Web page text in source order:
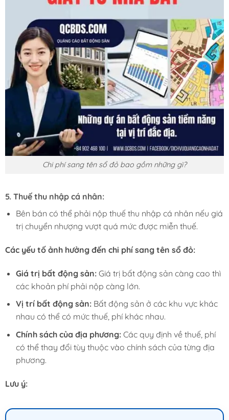
Chi phí sang tên sổ đỏ bao gồm những gì?
5. Thuế thu nhập cá nhân:
Bên bán có thể phải nộp thuế thu nhập cá nhân nếu giá
trị chuyển nhượng vượt quá mức được miễn thuế.
Các yếu tố ảnh hưởng đến chi phí sang tên sổ đỏ:
Giá trị bất động sản:Giá trị bất động sản càng cao thì
các khoản phí phải nộp càng lớn.
Vị trí bất động sản:Bất động sản ở các khu vực khác
nhau có thể có mức thuế, phí khác nhau.
Chính sách của địa phương:Các quy định về thuế, phí
có thể thay đổi tùy thuộc vào chính sách của từng địa
phương.
Lưu ý: